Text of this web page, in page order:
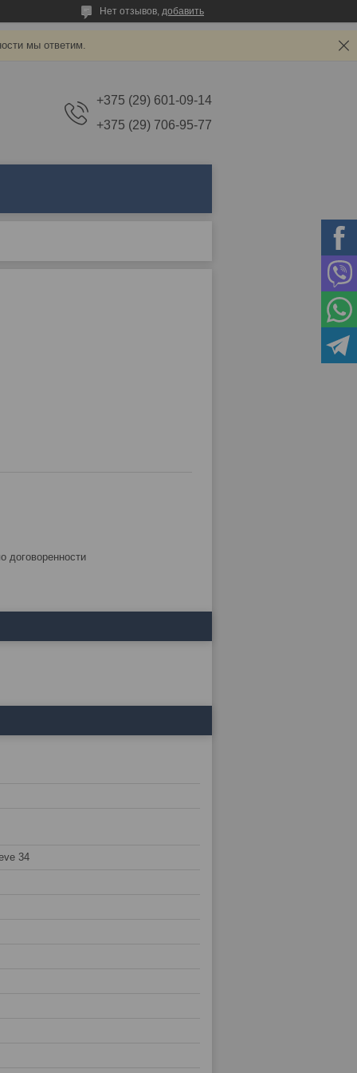
Нет отзывов, добавить
мы ответим.
+375 (29) 601-09-14
+375 (29) 706-95-77
договоренности
34